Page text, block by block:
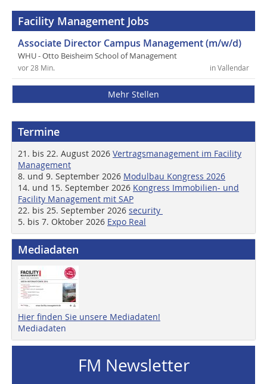
Facility Management Jobs
Associate Director Campus Management (m/w/d)
WHU - Otto Beisheim School of Management
in Vallendar
vor 28 Min.
Mehr Stellen
Termine
21. bis 22. August 2026 Vertragsmanagement im Facility
Management
8. und 9. September 2026 Modulbau Kongress 2026
14. und 15. September 2026 Kongress Immobilien- und
Facility Management mit SAP
22. bis 25. September 2026 security
5. bis 7. Oktober 2026 Expo Real
Mediadaten
Hier finden Sie unsere Mediadaten!
Mediadaten
FM Newsletter